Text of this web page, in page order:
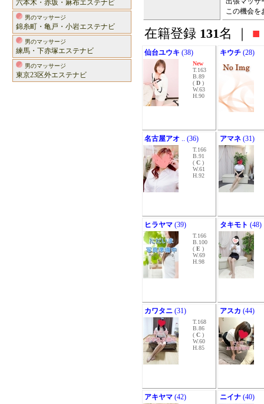
六本木・赤坂・麻布エステナビ
男のマッサージ
錦糸町・亀戸・小岩エステナビ
男のマッサージ
練馬・下赤塚エステナビ
男のマッサージ
東京23区外エステナビ
この機会を
在籍登録 131名 ｜ ■
仙台ユウキ (38)
New
T.163
B.89
( D )
W.63
H.90
キウチ (28)
名古屋アオ .. (36)
T.166
B.91
( C )
W.61
H.92
アマネ (31)
ヒラヤマ (39)
T.166
B.100
( E )
W.69
H.98
タキモト (48)
カワタニ (31)
T.168
B.86
( C )
W.60
H.85
アスカ (44)
アキヤマ (42) ニイナ (40)